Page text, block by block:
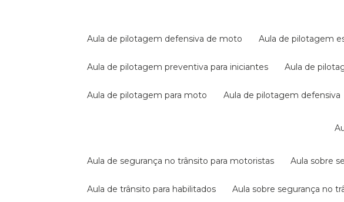
aula de pilotagem defensiva de moto aula de pilotagem
aula de pilotagem preventiva para iniciantes aula de
aula de pilotagem para moto aula de pilotagem defensiva
aula de segurança no trânsito para motoristas aula sobre
aula de trânsito para habilitados aula sobre segurança no